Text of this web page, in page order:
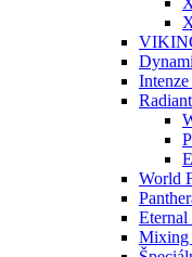
World
Mixing